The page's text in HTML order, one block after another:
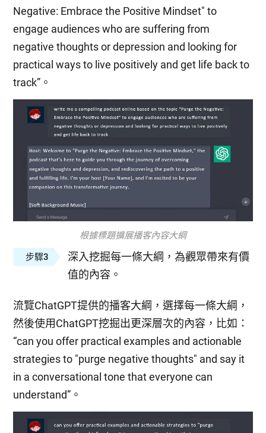
Negative: Embrace the Positive Mindset" to
engage audiences who are suffering from
negative thoughts or depression and looking for
practical ways to live positively and get life back to
track”。
根據標題擴展播客內容大綱
步驟3
深入挖掘每一條大綱，為觀眾帶來有價
值的內容。
流覽ChatGPT提供的播客大綱，選擇每一條大綱，
然後使用ChatGPT挖掘出更深層次的內容，比如：
“can you offer practical examples and actionable
strategies to "purge negative thoughts" and say it
in a conversational tone that everyone can
understand”。